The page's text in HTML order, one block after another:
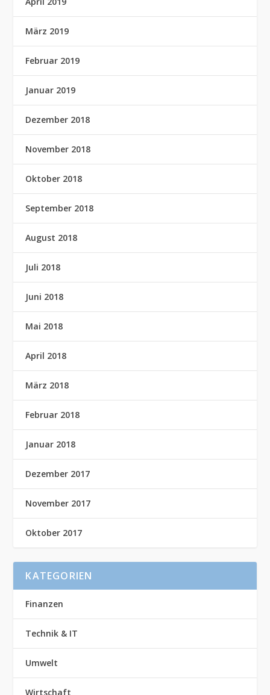
März 2019
Februar 2019
Januar 2019
Dezember 2018
November 2018
Oktober 2018
September 2018
August 2018
Juli 2018
Juni 2018
Mai 2018
April 2018
März 2018
Februar 2018
Januar 2018
Dezember 2017
November 2017
Oktober 2017
KATEGORIEN
Finanzen
Technik & IT
Umwelt
Wirtschaft